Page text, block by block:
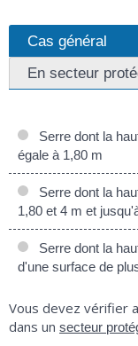
Cas général
En secteur
Serre dont la
égale à 1,80 m
Serre dont la
1,80 et 4 m et
Serre dont la
d'une surface de
Vous devez vérifier
dans un secteur